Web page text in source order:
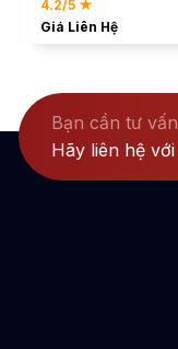
4.2/5 ★
Giá Liên Hệ
Bạn cần tư
Hãy liên hệ